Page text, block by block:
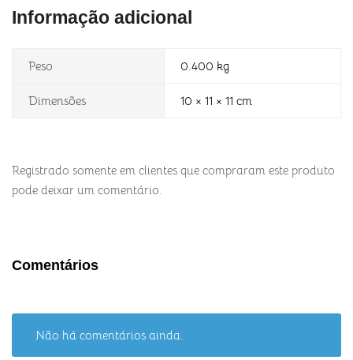
Informação adicional
Peso 0.400 kg
Dimensões 10 × 11 × 11 cm
Registrado somente em clientes que compraram este produto
pode deixar um comentário.
Comentários
Não há comentários ainda.